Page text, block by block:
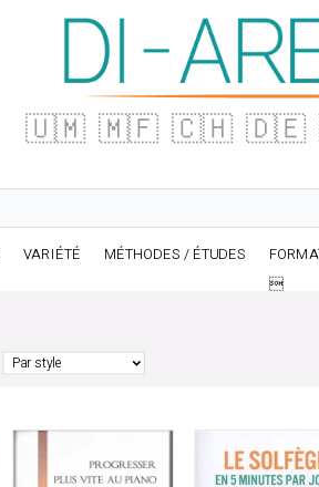
🇺🇲 🇲🇫 🇨🇭 🇩🇪
VARIÉTÉ MÉTHODES / ÉTUDES
